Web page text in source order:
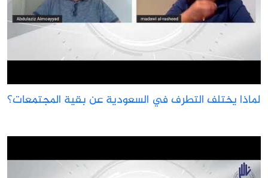
لماذا يختلف التطرف في السعودية عن بقية المجتمعات؟